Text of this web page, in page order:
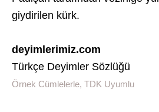
giydirilen kürk.
deyimlerimiz.com
Türkçe Deyimler Sözlüğü
Örnek Cümlelerle, TDK Uyumlu